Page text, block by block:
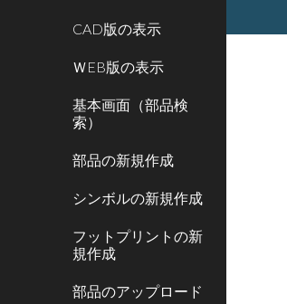
CAD版の表示
ＷEB版の表示
基本画面（部品検
索）
部品の新規作成
シンボルの新規作成
フットプリントの新
規作成
部品のアップロード